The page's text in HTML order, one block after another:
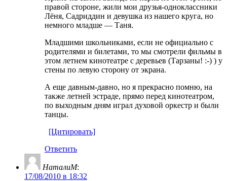
правой стороне, жили мои друзья-одноклассники
Лёня, Садриддин и девушка из нашего круга, но
немного младше — Таня.
Младшими школьниками, если не официально с
родителями и билетами, то мы смотрели фильмы в
этом летнем кинотеатре с деревьев (Тарзаны! :-) ) у
стены по левую сторону от экрана.
А еще давным-давно, но я прекрасно помню, на
также летней эстраде, прямо перед кинотеатром,
по выходным дням играл духовой оркестр и были
танцы.
[Цитировать]
Ответить
НаталиМ:
17/08/2010 в 18:32